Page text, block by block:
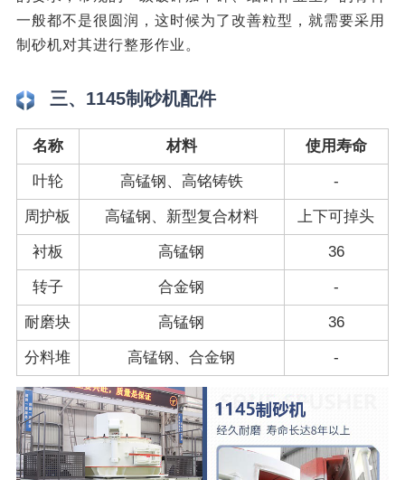
一般都不是很圆润，这时候为了改善粒型，就需要采用
制砂机对其进行整形作业。
三、1145制砂机配件
名称 材料 使用寿命
叶轮 高锰钢、高铭铸铁 -
周护板 高锰钢、新型复合材料 上下可掉头
衬板 高锰钢 36
转子 合金钢 -
耐磨块 高锰钢 36
分料堆 高锰钢、合金钢 -